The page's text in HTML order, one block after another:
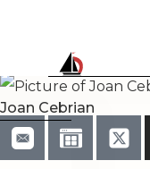
Joan Cebrian